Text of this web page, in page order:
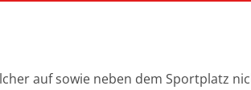
auf sowie neben dem Sportplatz